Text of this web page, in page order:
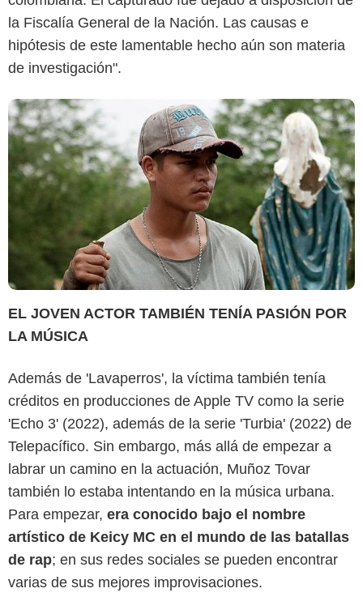
la Fiscalía General de la Nación. Las causas e
hipótesis de este lamentable hecho aún son materia
de investigación".
EL JOVEN ACTOR TAMBIÉN TENÍA PASIÓN POR
LA MÚSICA
Además de 'Lavaperros', la víctima también tenía
créditos en producciones de Apple TV como la serie
'Echo 3' (2022), además de la serie 'Turbia' (2022) de
Telepacífico. Sin embargo, más allá de empezar a
labrar un camino en la actuación, Muñoz Tovar
también lo estaba intentando en la música urbana.
Para empezar, era conocido bajo el nombre
artístico de Keicy MC en el mundo de las batallas
de rap; en sus redes sociales se pueden encontrar
varias de sus mejores improvisaciones.